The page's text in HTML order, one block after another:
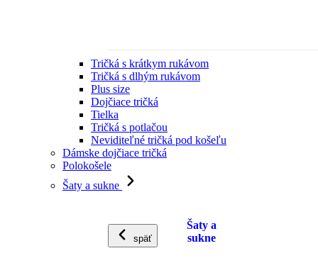
Tričká s krátkym rukávom
Tričká s dlhým rukávom
Plus size
Dojčiace tričká
Tielka
Tričká s potlačou
Neviditeľné tričká pod košeľu
Dámske dojčiace tričká
Polokošele
Šaty a sukne
späť
Šaty a
sukne